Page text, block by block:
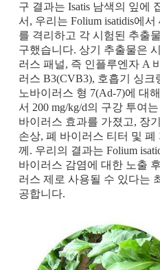
구 결과는 Isatis 남색의 잎에
서, 우리는 Folium isatidis에
를 격리하고 각 시험된 추출
구했습니다. 상기 추출물은
러스 패널, 즉 인플루엔자 A
러스 B3(CVB3), 호흡기 싱크
노바이러스 형 7(Ad-7)에 대
서 200 mg/kg/d의 구강 투여
바이러스 효과를 가졌고, 장
손상, 폐 바이러스 티터 및
께. 우리의 결과는 Folium
바이러스 감염에 대한 노출
러스 제로 사용될 수 있다는
공합니다.